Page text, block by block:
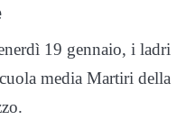
19 gennaio, i ladri
media Martiri della